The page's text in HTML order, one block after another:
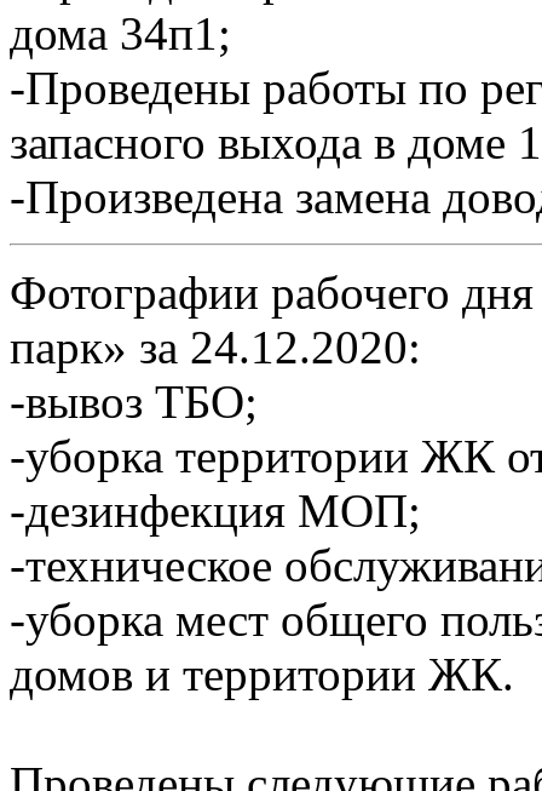
дома 34п1;
-Проведены работы по
запасного выхода в доме
-Произведена замена
Фотографии рабочего
парк» за 24.12.2020:
-вывоз ТБО;
-уборка территории ЖК
-дезинфекция МОП;
-техническое
-уборка мест общего
домов и территории ЖК.